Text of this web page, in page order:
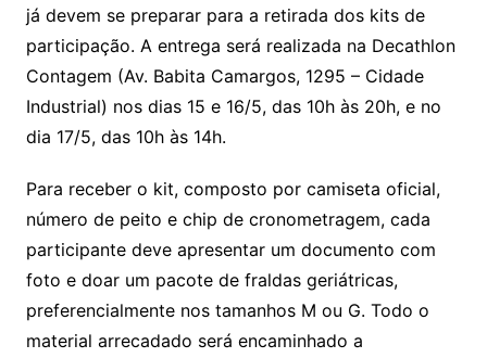
já devem se preparar para a retirada dos kits de
participação. A entrega será realizada na Decathlon
Contagem (Av. Babita Camargos, 1295 – Cidade
Industrial) nos dias 15 e 16/5, das 10h às 20h, e no
dia 17/5, das 10h às 14h.
Para receber o kit, composto por camiseta oficial,
número de peito e chip de cronometragem, cada
participante deve apresentar um documento com
foto e doar um pacote de fraldas geriátricas,
preferencialmente nos tamanhos M ou G. Todo o
material arrecadado será encaminhado a